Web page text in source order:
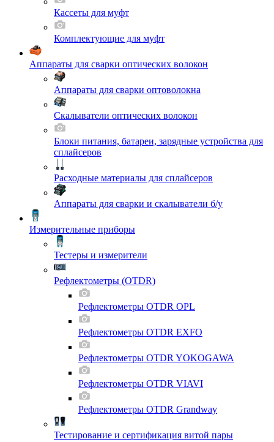
Кассеты для муфт
Комплектующие для муфт
Аппараты для сварки оптических волокон
Аппараты для сварки оптоволокна
Скалыватели оптических волокон
Блоки питания, батареи, зарядные устройства для
сплайсеров
Расходные материалы для сплайсеров
Аппараты для сварки и скалыватели б/у
Измерительные приборы
Тестеры и измерители
Рефлектометры (OTDR)
Рефлектометры OTDR OPL
Рефлектометры OTDR EXFO
Рефлектометры OTDR YOKOGAWA
Рефлектометры OTDR VIAVI
Рефлектометры OTDR Grandway
Тестирование и сертификация витой пары